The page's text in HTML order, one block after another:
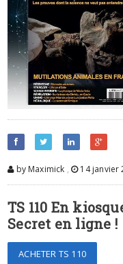
by Maximick , 14 janvier
TS 110 En
Secret en ligne !
ACHETER TS 110